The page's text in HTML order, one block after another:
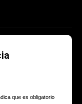
que es obligatorio